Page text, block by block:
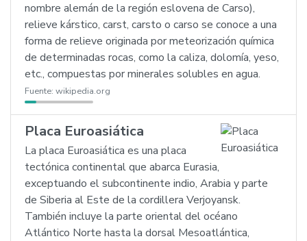
nombre alemán de la región eslovena de Carso),
relieve kárstico, carst, carsto o carso se conoce a una
forma de relieve originada por meteorización química
de determinadas rocas, como la caliza, dolomía, yeso,
etc., compuestas por minerales solubles en agua.
Fuente: wikipedia.org
Placa Euroasiática
La placa Euroasiática es una placa
tectónica continental que abarca Eurasia,
exceptuando el subcontinente indio, Arabia y parte
de Siberia al Este de la cordillera Verjoyansk.
También incluye la parte oriental del océano
Atlántico Norte hasta la dorsal Mesoatlántica,